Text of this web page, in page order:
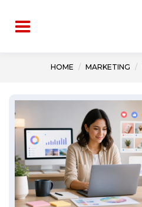
HOME MARKETING